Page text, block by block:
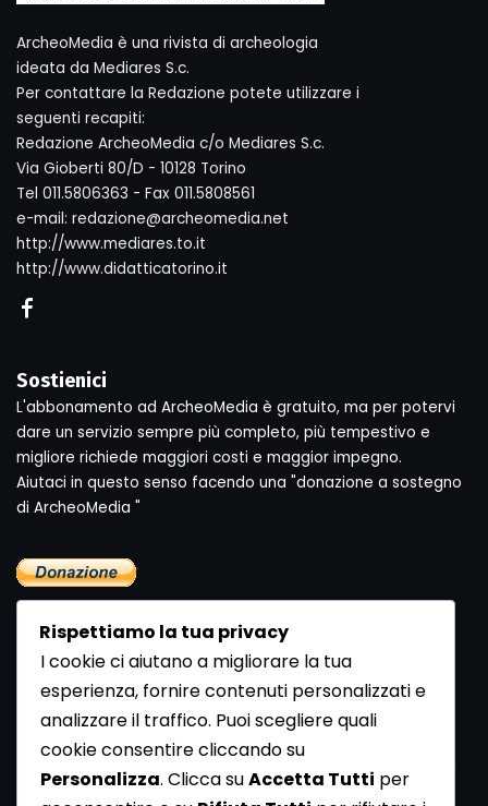
ArcheoMedia è una rivista di archeologia
ideata da Mediares S.c.
Per contattare la Redazione potete utilizzare i
seguenti recapiti:
Redazione ArcheoMedia c/o Mediares S.c.
Via Gioberti 80/D - 10128 Torino
Tel 011.5806363 - Fax 011.5808561
e-mail: redazione@archeomedia.net
http://www.mediares.to.it
http://www.didatticatorino.it
Sostienici
L'abbonamento ad ArcheoMedia è gratuito, ma per potervi
dare un servizio sempre più completo, più tempestivo e
migliore richiede maggiori costi e maggior impegno.
Aiutaci in questo senso facendo una "donazione a sostegno
di ArcheoMedia "
Newsletter
Se vuoi ricevere la Rivista gratuita di archeologia realizzata
dalla Redazione di ArcheoMedia iscriviti alla nostra
Rispettiamo la tua privacy
I cookie ci aiutano a migliorare la tua
esperienza, fornire contenuti personalizzati e
analizzare il traffico. Puoi scegliere quali
cookie consentire cliccando su
Personalizza. Clicca suAccetta Tutti per